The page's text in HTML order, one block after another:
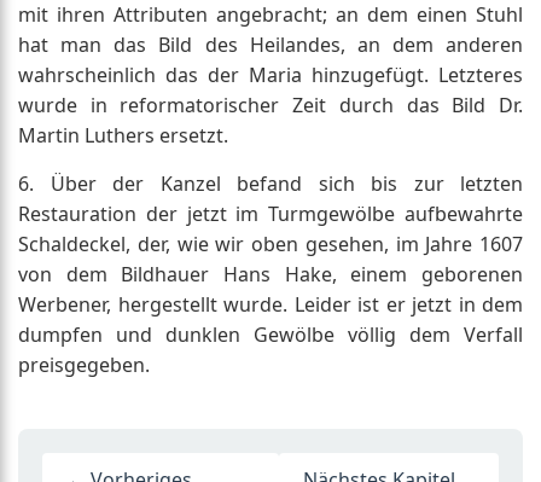
mit ihren Attributen angebracht; an dem einen Stuhl
hat man das Bild des Heilandes, an dem anderen
wahrscheinlich das der Maria hinzugefügt. Letzteres
wurde in reformatorischer Zeit durch das Bild Dr.
Martin Luthers ersetzt.
6. Über der Kanzel befand sich bis zur letzten
Restauration der jetzt im Turmgewölbe aufbewahrte
Schaldeckel, der, wie wir oben gesehen, im Jahre 1607
von dem Bildhauer Hans Hake, einem geborenen
Werbener, hergestellt wurde. Leider ist er jetzt in dem
dumpfen und dunklen Gewölbe völlig dem Verfall
preisgegeben.